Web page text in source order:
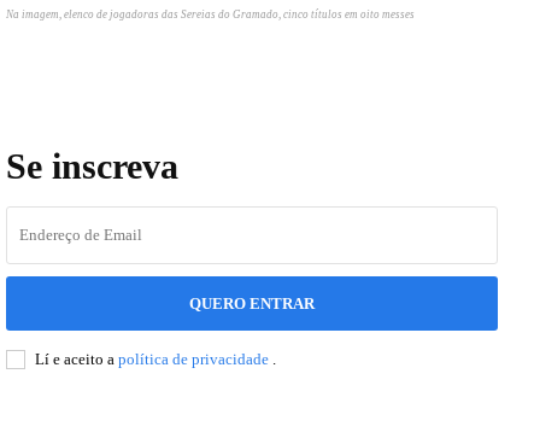
Na imagem, elenco de jogadoras das Sereias do Gramado, cinco títulos em oito messes
Se inscreva
QUERO ENTRAR
Lí e aceito a política de privacidade .